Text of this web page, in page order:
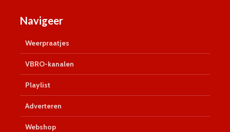
Navigeer
Weerpraatjes
VBRO-kanalen
Playlist
Adverteren
Webshop